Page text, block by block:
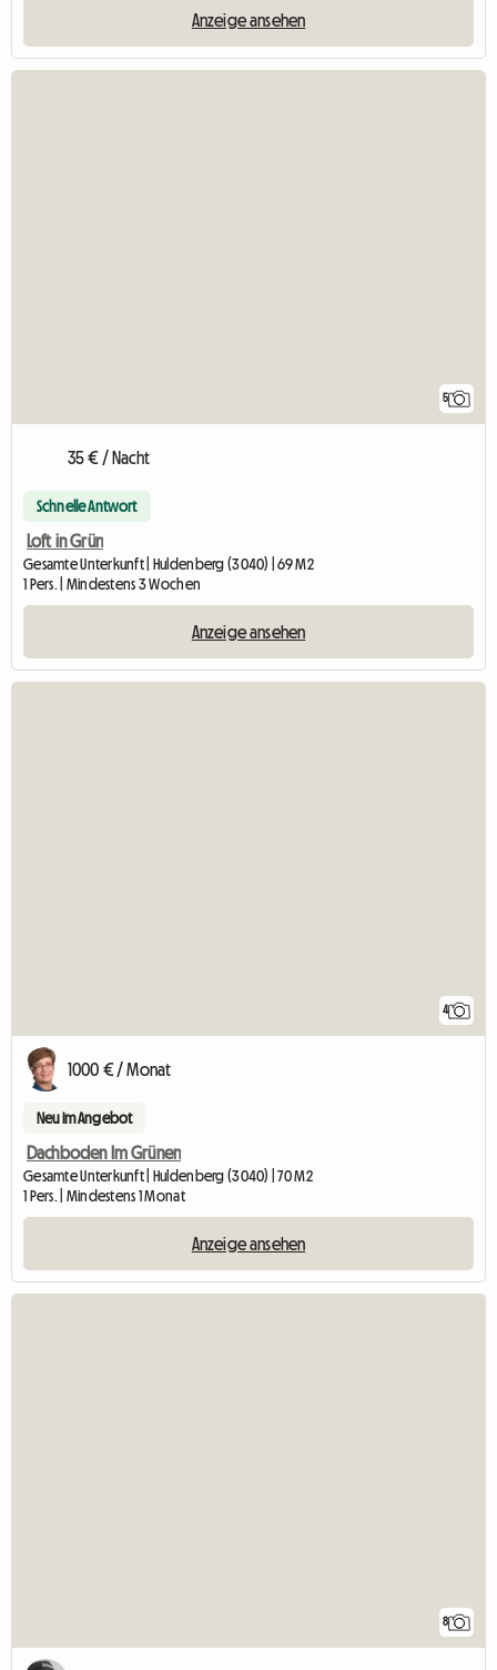
Anzeige ansehen
5
35 € / Nacht
Schnelle Antwort
Loft in Grün
Gesamte Unterkunft | Huldenberg (3040) | 69 M2
1 Pers. | Mindestens 3 Wochen
Anzeige ansehen
4
1000 € / Monat
Neu im Angebot
Dachboden Im Grünen
Gesamte Unterkunft | Huldenberg (3040) | 70 M2
1 Pers. | Mindestens 1 Monat
Anzeige ansehen
8